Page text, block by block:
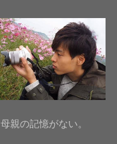
母親の記憶がない。